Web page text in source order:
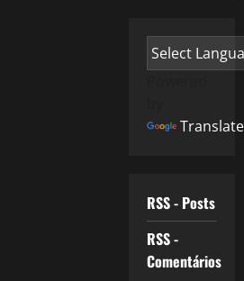
Translate
RSS - Posts
RSS -
Comentários